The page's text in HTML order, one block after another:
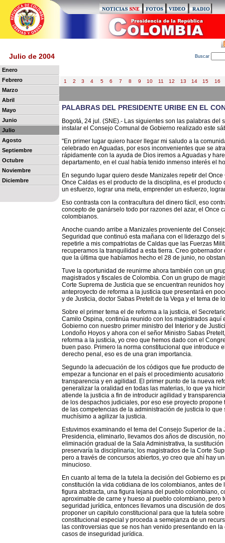
Julio de 2004 Buscar
Enero
Febrero
Marzo
Abril
Mayo
Junio
Julio
Agosto
Septiembre
Octubre
Noviembre
Diciembre
1 2 3 4 5 6 7 8 9 10 11 12 13 14 15 16
PALABRAS DEL PRESIDENTE URIBE EN EL
Bogotá, 24 jul. (SNE).- Las siguientes son las palabras
instalar el Consejo Comunal de Gobierno realizado este
"En primer lugar quiero hacer llegar mi saludo a la
celebrado en Aguadas, por esos inconvenientes que se
rápidamente con la ayuda de Dios iremos a Aguadas y
departamento, en el cual había tenido inmenso interés el
En segundo lugar quiero desde Manizales repetir del
Once Caldas es el producto de la disciplina, es el
un esfuerzo, lograr una meta, emprender un esfuerzo,
Eso contrasta con la contracultura del dinero fácil, eso
concepto de ganárselo todo por razones del azar, el Once
colombianos.
Anoche cuando arribe a Manizales proveniente del
Seguridad que continuó esta mañana con el liderazgo del
repetirle a mis compatriotas de Caldas que las Fuerzas
recuperamos la tranquilidad a esta tierra. Creo
que la última que habíamos hecho el 28 de junio, no
Tuve la oportunidad de reunirme ahora también con un
magistrados y fiscales de Colombia. Con un grupo de
Corte Suprema de Justicia que se encuentran reunidos
anteproyecto de reforma a la justicia que presentará en
y de Justicia, doctor Sabas Pretelt de la Vega y el tema de
Sobre el primer tema el de reforma a la justicia, el
Camilo Ospina, continúa reunido con los magistrados
Gobierno con nuestro primer ministro del Interior y de
Londoño Hoyos y ahora con el señor Ministro Sabas
reforma a la justicia, yo creo que hemos dado con el
buen paso. Primero la norma constitucional que introduce
derecho penal, eso es de una gran importancia.
Segundo la adecuación de los códigos que fue producto
empezar a funcionar en el país el procedimiento
transparencia y en agilidad. El primer punto de la nueva
generalizar la oralidad en todas las materias, lo que ya
atiende la justicia a fin de introducir agilidad y
de los despachos judiciales, por eso ese proyecto
de las competencias de la administración de justicia lo
muchísimo a agilizar la justicia.
Estuvimos examinando el tema del Consejo Superior de
Presidencia, eliminarlo, llevamos dos años de discusión,
eliminación gradual de la Sala Administrativa, la
preservaría la disciplinaria; los magistrados de la Corte
pero a través de concursos abiertos, yo creo que ahí hay
minucioso.
En cuanto al tema de la tutela la decisión del Gobierno es
constitución la vida cotidiana de los colombianos, antes
figura abstracta, una figura lejana del pueblo colombiano,
aproximable de carne y hueso al pueblo colombiano, pero
seguridad jurídica, entonces llevamos una discusión de
proponer un capitulo constitucional para que la tutela
constitucional especial y proceda a semejanza de un
las controversias que se nos han venido presentando en
casos de inseguridad jurídica.